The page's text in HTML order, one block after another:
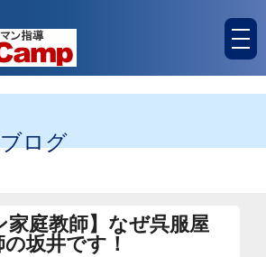
ログ
家庭教師】なぜ呉服屋
坂井です！